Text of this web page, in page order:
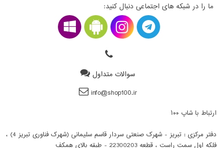
ما را در شبکه های اجتماعی دنبال کنید:
سوالات متداول
info@shop100.ir
ارتباط با شاپ ۱۰۰
دفتر مرکزی : تبریز - شهرک صنعتی سردار قاسم سلیمانی (شهرک فناوری تبریز 4) ،
فلکه اول سمت راست ، قطعه 22300203 - طبقه بالای همکف